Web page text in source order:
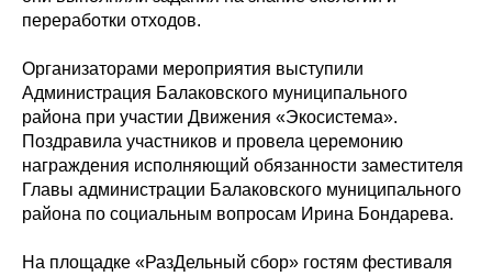
переработки отходов.
Организаторами мероприятия выступили
Администрация Балаковского муниципального
района при участии Движения «Экосистема».
Поздравила участников и провела церемонию
награждения исполняющий обязанности заместителя
Главы администрации Балаковского муниципального
района по социальным вопросам Ирина Бондарева.
На площадке «РазДельный сбор» гостям фестиваля